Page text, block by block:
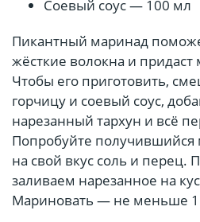
Соевый соус — 100 мл
Пикантный маринад
жёсткие волокна и придаст
Чтобы его приготовить,
горчицу и соевый соус,
нарезанный тархун и всё
Попробуйте получившийся
на свой вкус соль и
заливаем нарезанное на
Мариновать — не меньше 1